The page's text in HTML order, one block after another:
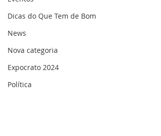
Dicas do Que Tem de Bom
News
Nova categoria
Expocrato 2024
Política